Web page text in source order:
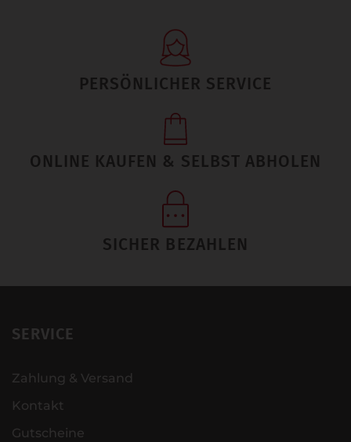
PERSÖNLICHER SERVICE
ONLINE KAUFEN & SELBST ABHOLEN
SICHER BEZAHLEN
SERVICE
Zahlung & Versand
Kontakt
Gutscheine